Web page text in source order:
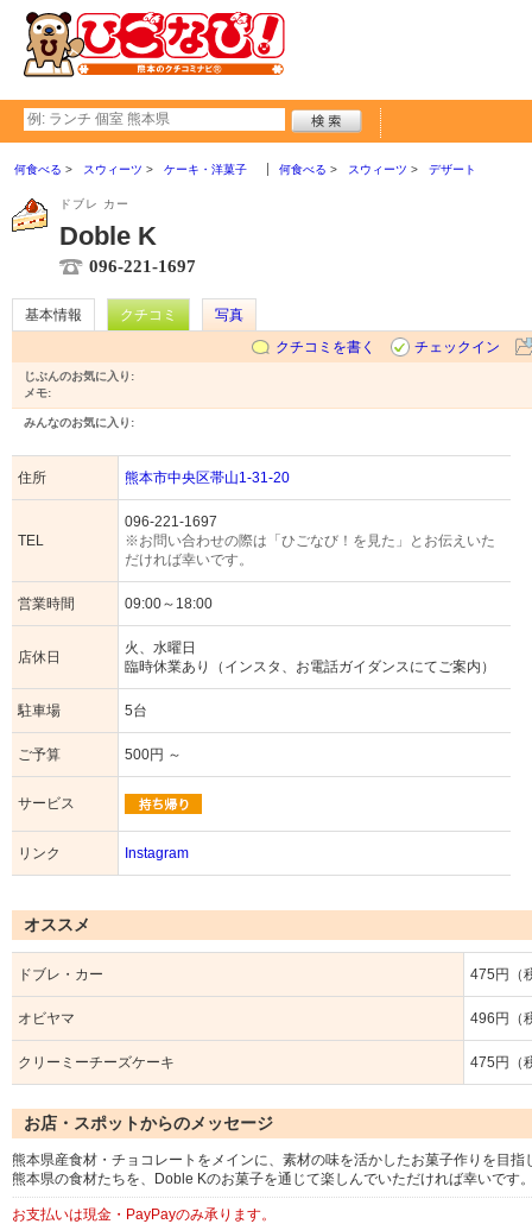
何食べる スウィーツ ケーキ・洋菓子 何食べる スウィーツ デザート
ドブレ カー
Doble K
096-221-1697
基本情報 クチコミ
写真
クチコミを書く
チェックイン
じぶんのお気に入り:
メモ:
みんなのお気に入り:
住所 熊本市中央区帯山1-31-20
TEL
096-221-1697
※お問い合わせの際は「ひごなび！を見た」とお伝えいた
だければ幸いです。
営業時間 09:00～18:00
店休日
火、水曜日
臨時休業あり（インスタ、お電話ガイダンスにてご案内）
駐車場 5台
ご予算 500円 ～
サービス
リンク Instagram
オススメ
ドブレ・カー 475円（
オビヤマ 496円（
クリーミーチーズケーキ 475円（
お店・スポットからのメッセージ
熊本県産食材・チョコレートをメインに、素材の味を活かしたお菓子作りを目指
熊本県の食材たちを、Doble Kのお菓子を通じて楽しんでいただければ幸いです
お支払いは現金・PayPayのみ承ります。